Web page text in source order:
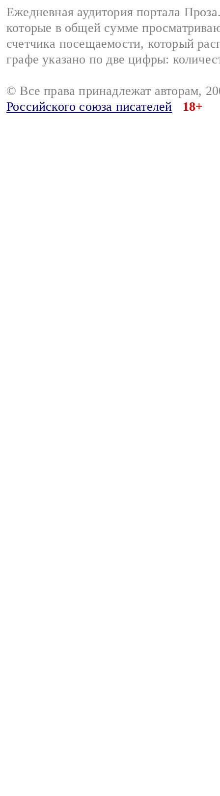
Ежедневная аудитория портала
которые в общей сумме
счетчика посещаемости, который
графе указано по две цифры:
© Все права принадлежат авторам,
Российского союза писателей
18+